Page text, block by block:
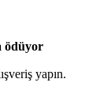
ödüyor
yapın.